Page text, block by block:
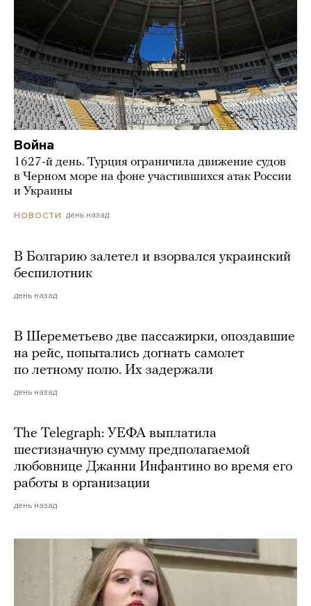
Война
1627-й день. Турция ограничила движение судов
в Черном море на фоне участившихся атак России
и Украины
НОВОСТИ день назад
В Болгарию залетел и взорвался украинский
беспилотник
день назад
В Шереметьево две пассажирки, опоздавшие
на рейс, попытались догнать самолет
по летному полю. Их задержали
день назад
The Telegraph: УЕФА выплатила
шестизначную сумму предполагаемой
любовнице Джанни Инфантино во время его
работы в организации
день назад